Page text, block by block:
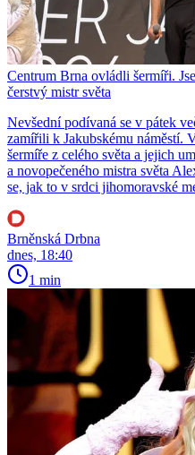
Centrum Brna ovládli šermíři.
čerstvý mistr světa
Nevšední podívaná se v pátek
zamířili k Jakubskému náměstí.
šermíře z celého světa a jejich
a novopečeného mistra světa
se, jak to v srdci jihomoravské
Brněnská Drbna
dnes, 18:40
1 min